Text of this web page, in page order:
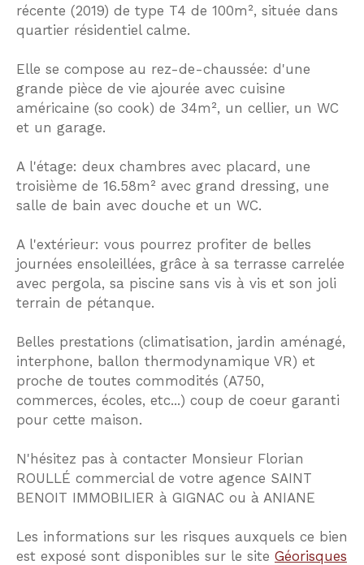
récente (2019) de type T4 de 100m², située dans
quartier résidentiel calme.
Elle se compose au rez-de-chaussée: d'une
grande pièce de vie ajourée avec cuisine
américaine (so cook) de 34m², un cellier, un WC
et un garage.
A l'étage: deux chambres avec placard, une
troisième de 16.58m² avec grand dressing, une
salle de bain avec douche et un WC.
A l'extérieur: vous pourrez profiter de belles
journées ensoleillées, grâce à sa terrasse carrelée
avec pergola, sa piscine sans vis à vis et son joli
terrain de pétanque.
Belles prestations (climatisation, jardin aménagé,
interphone, ballon thermodynamique VR) et
proche de toutes commodités (A750,
commerces, écoles, etc...) coup de coeur garanti
pour cette maison.
N'hésitez pas à contacter Monsieur Florian
ROULLÉ commercial de votre agence SAINT
BENOIT IMMOBILIER à GIGNAC ou à ANIANE
Les informations sur les risques auxquels ce bien
est exposé sont disponibles sur le site Géorisques